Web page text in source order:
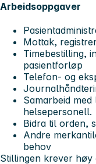
Arbeidsoppgaver
Mottak,
Timebestilling,
pasientforløp
Telefon- og
Samarbeid
helsepersonell.
Bidra til orden,
Andre
behov
Stillingen krever høy